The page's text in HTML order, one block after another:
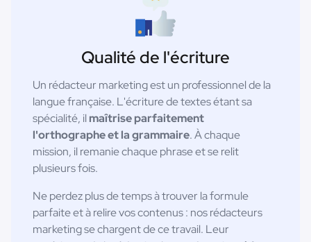
Qualité de l'écriture
Un rédacteur marketing est un professionnel de la
langue française. L'écriture de textes étant sa
spécialité, ilmaîtrise parfaitement
l'orthographe et la grammaire. À chaque
mission, il remanie chaque phrase et se relit
plusieurs fois.
Ne perdez plus de temps à trouver la formule
parfaite et à relire vos contenus : nos rédacteurs
marketing se chargent de ce travail. Leur